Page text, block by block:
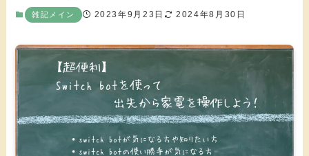
雑記メイン 2023年9月23日 2024年8月30日